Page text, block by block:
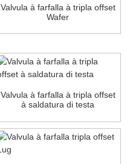
Valvula à farfalla à tripla offset
Wafer
Valvula à farfalla à tripla offset
à saldatura di testa